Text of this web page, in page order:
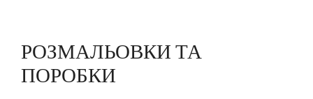
РОЗМАЛЬОВКИ ТА
ПОРОБКИ